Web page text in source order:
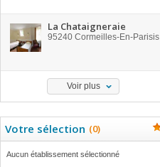
La Chataigneraie
95240 Cormeilles-En-Parisis
Voir plus
Votre sélection (0)
Aucun établissement sélectionné